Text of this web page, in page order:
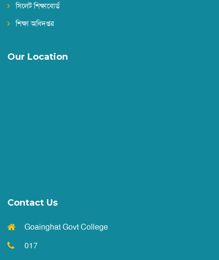
|| Published: May 19, 2026
||Published: April 26, 2026
||Published: April 20, 2026
সিলেট শিক্ষাবোর্ড
শিক্ষা অধিদপ্তর
Our Location
Contact Us
Goainghat Govt College
017